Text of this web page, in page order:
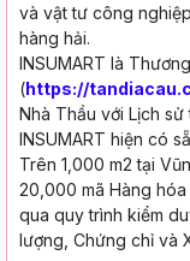
và vật tư công
hàng hải.
INSUMART là
(https://
Nhà Thầu với Lịch sử
INSUMART hiện có
Trên 1,000 m2 tại
20,000 mã Hàng hóa
qua quy trình kiểm
lượng, Chứng chỉ và